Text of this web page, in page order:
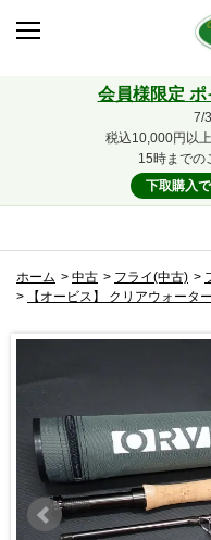
会員様限定 ポ
7/
税込10,000円以
15時までの
下取購入
ホーム > 中古 > フライ(中古) >
>
【オービス】 クリアウォータ